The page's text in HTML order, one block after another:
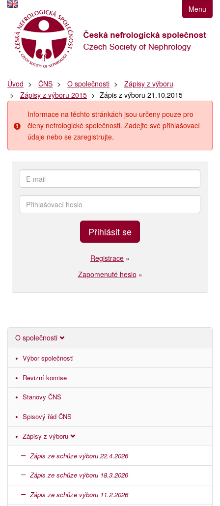
k
navigaci
Přejít
obsah
k
postrannímu
Klávesové
zkratky
Menu
Úvod ČNS O společnosti
Zápisy z výboru
Zápisy z výboru 2015
Zápis z výboru 21.10.2015
Informace na těchto stránkách jsou určeny pouze pro
členy nefrologické společnosti. Zadejte své přihlašovací
údaje nebo se zaregistrujte.
Registrace »
Zapomenuté heslo »
O společnosti
Výbor společnosti
Revizní komise
Stanovy ČNS
Spisový řád ČNS
Zápisy z výboru
Zápis ze schůze výboru 22.4.2026
Zápis ze schůze výboru 18.3.2026
Zápis ze schůze výboru 11.2.2026